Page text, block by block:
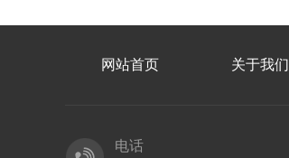
网站首页 关于我们
电话